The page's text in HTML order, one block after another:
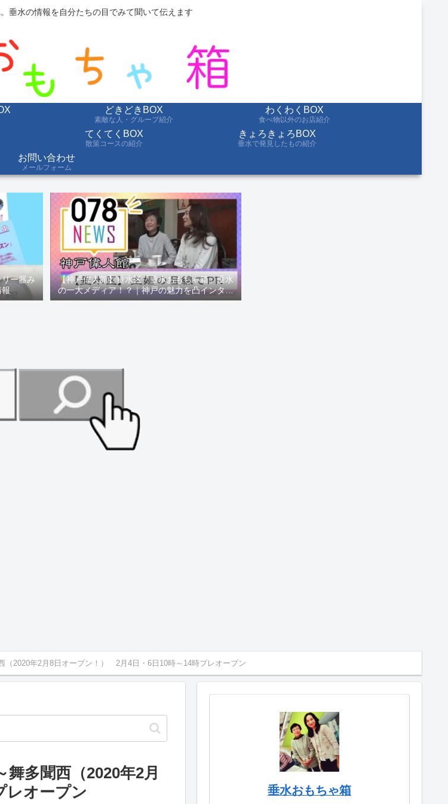
垂水の情報を自分たちの目でみて聞いて伝えます
どきどきBOX
素敵な人・グループ紹介
わくわくBOX
食べ物以外のお店紹介
てくてくBOX
散策コースの紹介
きょろきょろBOX
垂水で発見したもの紹介
お問い合わせ
メールフォーム
ー器み
【神戸偉人館】垂水区「垂水おもちゃ箱」垂水
の一大メディア！？｜神戸の魅力を凸インタビ
ュー！！【078NEWS( 078ニュース)】
（2020年2月8日オープン！） 2月4日・6日10時～14時プレオープン
多聞西（2020年2月
レオープン
垂水おもちゃ箱